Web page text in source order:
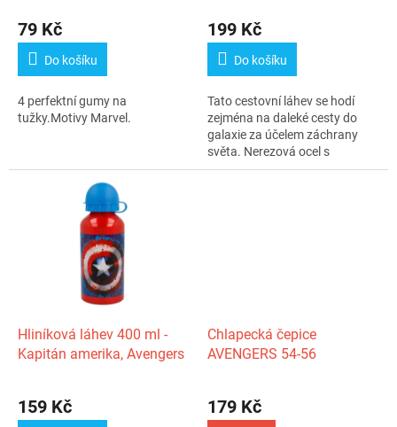
79 Kč
Do košíku
4 perfektní gumy na
tužky.Motivy Marvel.
hodnocení
produktu
5
hvězdiček.
199 Kč
Do košíku
Tato cestovní láhev se hodí
zejména na daleké cesty do
galaxie za účelem záchrany
světa. Nerezová ocel s
oranžovým...
Hliníková láhev 400 ml -
Kapitán amerika, Avengers
159 Kč
Chlapecká čepice
AVENGERS 54-56
179 Kč